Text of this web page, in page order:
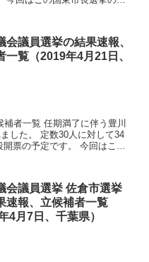
会議員選挙の結果速報、
一覧（2019年4月21日、
者一覧 任期満了に伴う豊川
した。 定数30人に対して34
票の予定です。 今回はこの
会議員選挙 佐倉市選挙
速報、立候補者一覧
4月7日、千葉県）